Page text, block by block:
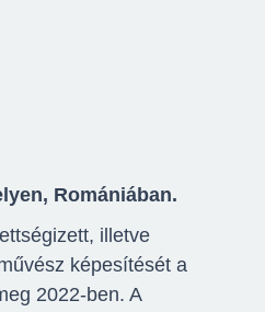
Romániában.
illetve
képesítését a
2022-ben. A